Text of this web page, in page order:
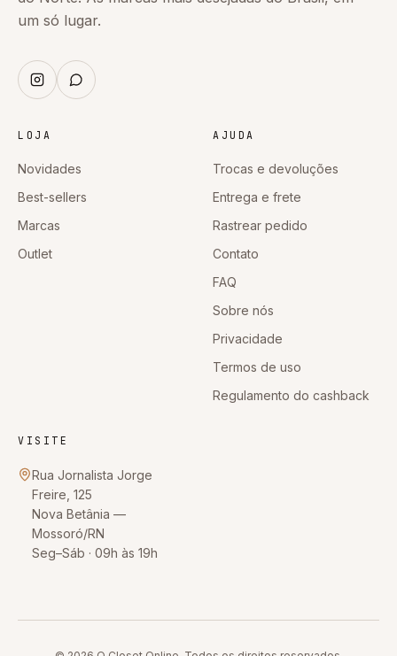
um só lugar.
LOJA
Novidades
Best-sellers
Marcas
Outlet
AJUDA
Trocas e devoluções
Entrega e frete
Rastrear pedido
Contato
FAQ
Sobre nós
Privacidade
Termos de uso
Regulamento do cashback
VISITE
Rua Jornalista Jorge
Freire, 125
Nova Betânia —
Mossoró/RN
Seg–Sáb · 09h às 19h